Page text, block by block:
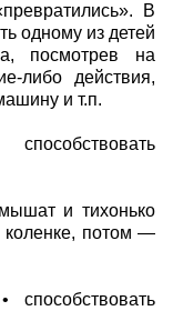
В
одному из детей
посмотрев на
либо действия,
и т.п.
и тихонько
коленке, потом —
способствовать